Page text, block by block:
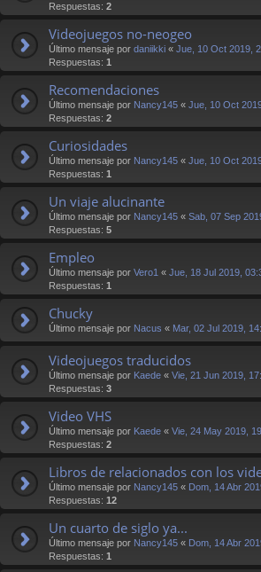
Respuestas: 2
Videojuegos no-neogeo
Último mensaje por daniikki « Jue, 10 Oct 2019,
Respuestas: 1
Recomendaciones
Último mensaje por Nancy145 « Jue, 10 Oct
Respuestas: 2
Curiosidades
Último mensaje por Nancy145 « Jue, 10 Oct
Respuestas: 1
Un viaje alucinante
Último mensaje por Nancy145 « Sab, 07 Sep
Respuestas: 5
Empleo
Último mensaje por Vero1 « Jue, 18 Jul 2019,
Respuestas: 1
Chucky
Último mensaje por Nacus « Mar, 02 Jul 2019,
Videojuegos traducidos
Último mensaje por Kaede « Vie, 21 Jun 2019,
Respuestas: 3
Video VHS
Último mensaje por Kaede « Vie, 24 May 2019,
Respuestas: 2
Libros de relacionados con los
Último mensaje por Nancy145 « Dom, 14 Abr
Respuestas: 12
Un cuarto de siglo ya...
Último mensaje por Nancy145 « Dom, 14 Abr
Respuestas: 1